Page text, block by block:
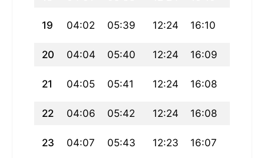
19 04:02 05:39 12:24 16:10
20 04:04 05:40 12:24 16:09
21 04:05 05:41 12:24 16:08
22 04:06 05:42 12:24 16:08
23 04:07 05:43 12:23 16:07